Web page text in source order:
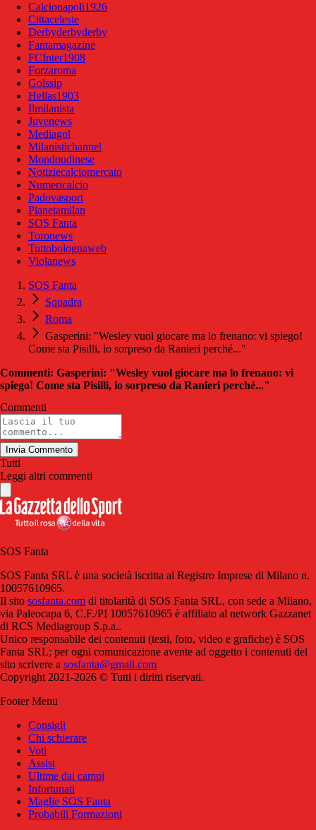
Calcionapoli1926
Cittaceleste
Derbyderbyderby
Fantamagazine
FCInter1908
Forzaroma
Golssip
Hellas1903
Ilmilanista
Juvenews
Mediagol
Milanistichannel
Mondoudinese
Notiziecalciomercato
Numericalcio
Padovasport
Pianetamilan
SOS Fanta
Toronews
Tuttobolognaweb
Violanews
SOS Fanta
Squadra
Roma
Gasperini: "Wesley vuol giocare ma lo frenano: vi spiego!
Come sta Pisilli, io sorpreso da Ranieri perché..."
Commenti: Gasperini: "Wesley vuol giocare ma lo frenano: vi
spiego! Come sta Pisilli, io sorpreso da Ranieri perché..."
Commenti
Invia Commento
Tutti
Leggi altri commenti
SOS Fanta
SOS Fanta SRL è una società iscritta al Registro Imprese di Milano n.
10057610965.
Il sito sosfanta.com di titolarità di SOS Fanta SRL, con sede a Milano,
via Paleocapa 6, C.F./PI 10057610965 è affiliato al network Gazzanet
di RCS Mediagroup S.p.a..
Unico responsabile dei contenuti (testi, foto, video e grafiche) è SOS
Fanta SRL; per ogni comunicazione avente ad oggetto i contenuti del
sito scrivere a sosfanta@gmail.com
Copyright 2021-2026 © Tutti i diritti riservati.
Footer Menu
Consigli
Chi schierare
Voti
Assist
Ultime dai campi
Infortunati
Maglie SOS Fanta
Probabili Formazioni